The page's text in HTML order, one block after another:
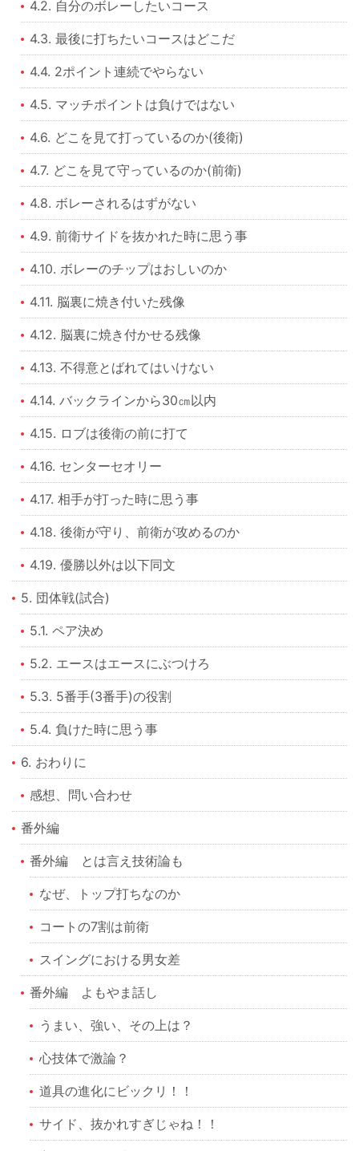
4.2. 自分のボレーしたいコース
4.3. 最後に打ちたいコースはどこだ
4.4. 2ポイント連続でやらない
4.5. マッチポイントは負けではない
4.6. どこを見て打っているのか(後衛)
4.7. どこを見て守っているのか(前衛)
4.8. ボレーされるはずがない
4.9. 前衛サイドを抜かれた時に思う事
4.10. ボレーのチップはおしいのか
4.11. 脳裏に焼き付いた残像
4.12. 脳裏に焼き付かせる残像
4.13. 不得意とばれてはいけない
4.14. バックラインから30㎝以内
4.15. ロブは後衛の前に打て
4.16. センターセオリー
4.17. 相手が打った時に思う事
4.18. 後衛が守り、前衛が攻めるのか
4.19. 優勝以外は以下同文
5. 団体戦(試合)
5.1. ペア決め
5.2. エースはエースにぶつけろ
5.3. 5番手(3番手)の役割
5.4. 負けた時に思う事
6. おわりに
感想、問い合わせ
番外編
番外編 とは言え技術論も
なぜ、トップ打ちなのか
コートの7割は前衛
スイングにおける男女差
番外編 よもやま話し
うまい、強い、その上は？
心技体で激論？
道具の進化にビックリ！！
サイド、抜かれすぎじゃね！！